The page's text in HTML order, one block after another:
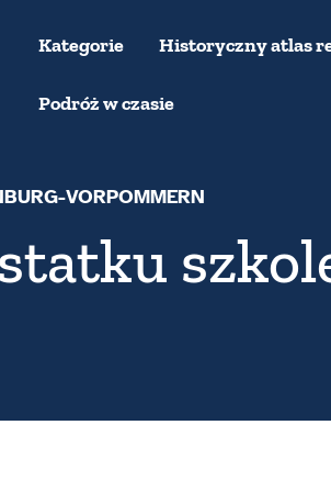
Kategorie Historyczny atlas
Podróż w czasie
VORPOMMERN